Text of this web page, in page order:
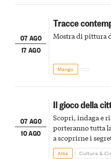
07 AGO
17 AGO
Tracce
Mostra di pittura
Mango
07 AGO
10 AGO
Il gioco della
Scopri, indaga e
porteranno tutta
a scoprirne i
Alba Cultura &